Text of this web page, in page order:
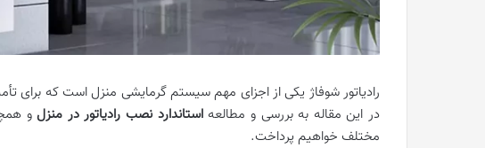
رادیاتور شوفاژ یکی از اجزای مهم سیستم گرمایشی منزل است که برای
در این مقاله به بررسی و مطالعهاستاندارد نصب رادیاتور در منزلو
مختلف خواهیم پرداخت.